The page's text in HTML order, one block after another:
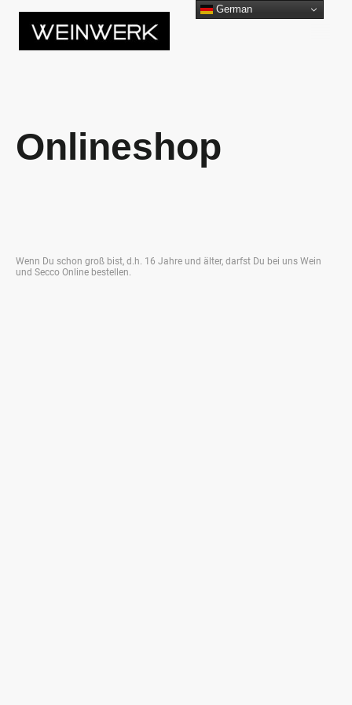
Onlineshop
Wenn Du schon groß bist, d.h. 16 Jahre und älter, darfst Du bei uns Wein
und Secco Online bestellen.
German